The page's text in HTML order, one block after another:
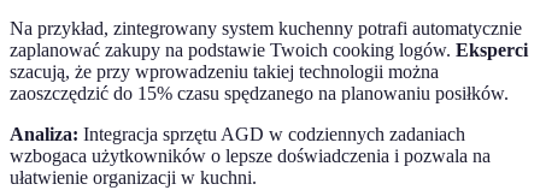
Na przykład, zintegrowany system kuchenny potrafi automatycznie
zaplanować zakupy na podstawie Twoich cooking logów. Eksperci
szacują, że przy wprowadzeniu takiej technologii można
zaoszczędzić do 15% czasu spędzanego na planowaniu posiłków.
Analiza: Integracja sprzętu AGD w codziennych zadaniach
wzbogaca użytkowników o lepsze doświadczenia i pozwala na
ułatwienie organizacji w kuchni.